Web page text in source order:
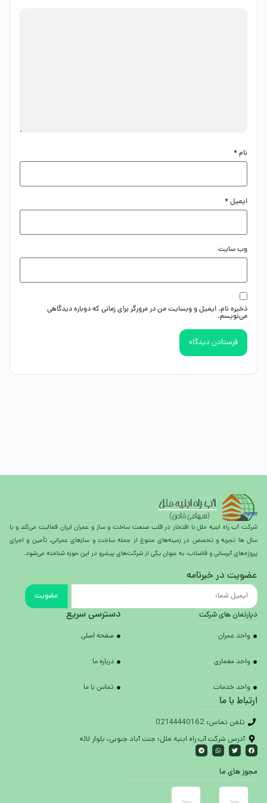
نام*
ایمیل*
وب‌ سایت
ذخیره نام، ایمیل و وبسایت من در مرورگر برای زمانی که دوباره دیدگاهی
می‌نویسم.
شرکت آب راه ابنیه ملل با افتخار در قلب صنعت ساخت و ساز و عمران ایران فعالیت می‌کند و با
سال ها تجربه و تخصص در زمینه‌های متنوع از جمله ساخت و سازهای عمرانی، تأمین و اجرای
پروژه‌های آبرسانی و فاضلاب، به عنوان یکی از شرکت‌های پیشرو در این حوزه شناخته می‌شود.
عضویت در خبرنامه
عضویت
دپارتمان های شرکت
واحد عمران
واحد معماری
واحد خدمات
دسترسی سریع
صفحه اصلی
درباره ما
تماس با ما
ارتباط با ما
تلفن تماس: 02144440162
آدرس شرکت آب راه ابنیه ملل: جنت آباد جنوبی، بلوار لاله
مجوز های ما